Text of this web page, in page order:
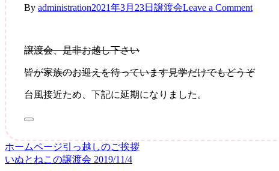
By administration2021年3月23日 譲渡会Leave a Commenton
こ
譲渡会、是非お越し下さい
皆が家族のお迎えを待っています見学だけでもどうぞ
台風接近ため、下記に延期になりました。
投
ホームページ引っ越しのご挨拶
いぬとねこの譲渡会 2019/11/4